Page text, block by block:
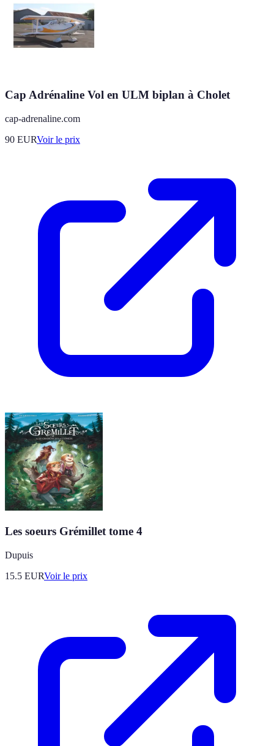
Cap Adrénaline Vol en ULM biplan à Cholet
cap-adrenaline.com
90 EURVoir le prix
Les soeurs Grémillet tome 4
Dupuis
15.5 EURVoir le prix